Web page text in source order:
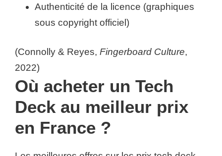
Authenticité de la licence (graphiques
sous copyright officiel)
(Connolly & Reyes, Fingerboard Culture,
2022)
Où acheter un Tech
Deck au meilleur prix
en France ?